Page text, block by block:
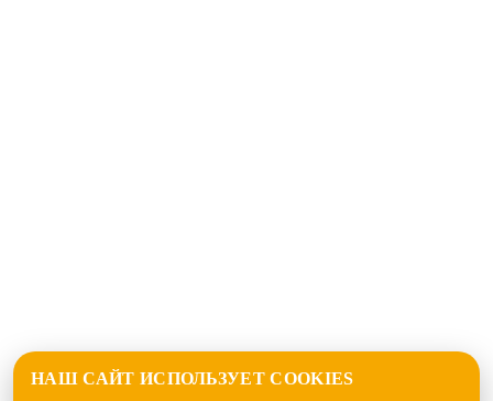
НАШ САЙТ ИСПОЛЬЗУЕТ COOKIES